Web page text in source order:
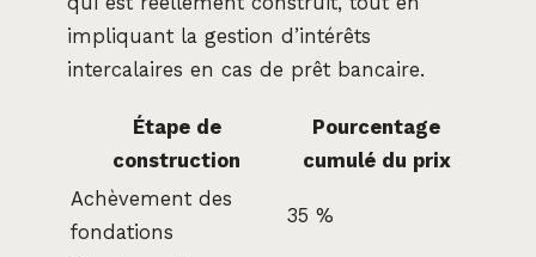
impliquant la gestion d’intérêts
intercalaires en cas de prêt bancaire.
Étape de
construction
Pourcentage
cumulé du prix
Achèvement des
fondations
35 %